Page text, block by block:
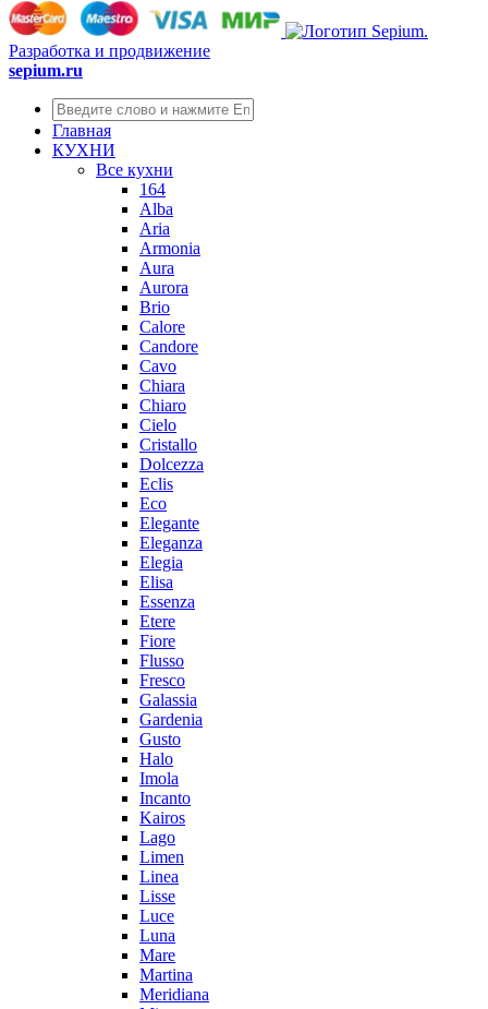
Разработка и продвижение
sepium.ru
Главная
КУХНИ
Все кухни
164
Alba
Aria
Armonia
Aura
Aurora
Brio
Calore
Candore
Cavo
Chiara
Chiaro
Cielo
Cristallo
Dolcezza
Eclis
Eco
Elegante
Eleganza
Elegia
Elisa
Essenza
Etere
Fiore
Flusso
Fresco
Galassia
Gardenia
Gusto
Halo
Imola
Incanto
Kairos
Lago
Limen
Linea
Lisse
Luce
Luna
Mare
Martina
Meridiana